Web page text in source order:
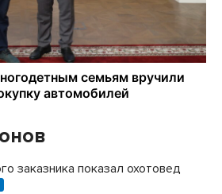
заказника показал охотовед